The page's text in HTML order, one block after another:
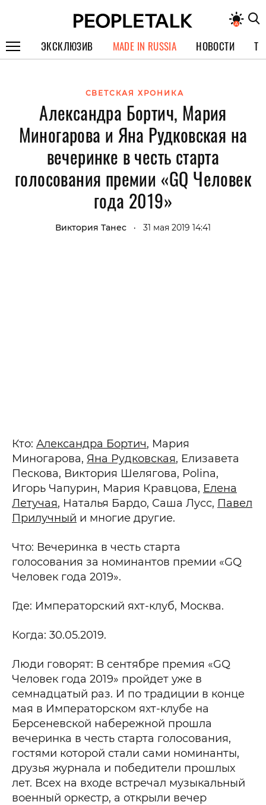
ЭКСКЛЮЗИВ
СПЕЦПРОЕКТЫ
ИНТЕРВЬЮ
ПОКОЛЕНИЕ
MADE IN RUSSIA НОВОСТИ
СВЕТСКАЯ ХРОНИКА
Александра Бортич, Мария
Миногарова и Яна Рудковская на
вечеринке в честь старта
голосования премии «GQ Человек
года 2019»
Виктория Танес • 31 мая 2019 14:41
Кто: Александра Бортич, Мария
Миногарова, Яна Рудковская, Елизавета
Пескова, Виктория Шелягова, Polina,
Игорь Чапурин, Мария Кравцова, Елена
Летучая, Наталья Бардо, Саша Лусс, Павел
Прилучный и многие другие.
Что: Вечеринка в честь старта
голосования за номинантов премии «GQ
Человек года 2019».
Где: Императорский яхт-клуб, Москва.
Когда: 30.05.2019.
Люди говорят: В сентябре премия «GQ
Человек года 2019» пройдет уже в
семнадцатый раз. И по традиции в конце
мая в Императорском яхт-клубе на
Берсеневской набережной прошла
вечеринка в честь старта голосования,
гостями которой стали сами номинанты,
друзья журнала и победители прошлых
лет. Всех на входе встречал музыкальный
военный оркестр, а открыли вечер